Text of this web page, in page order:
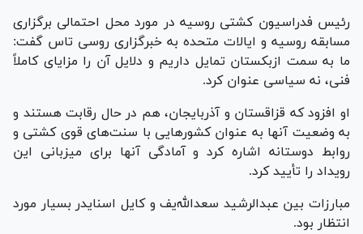
رئیس فدراسیون کشتی روسیه در مورد محل احتمالی برگزاری
مسابقه روسیه و ایالات متحده به خبرگزاری روسی تاس گفت:
ما به سمت ازبکستان تمایل داریم و دلایل آن را مزایای کاملاً
فنی، نه سیاسی عنوان کرد.
او افزود که قزاقستان و آذربایجان، هم در حال رقابت هستند و
به وضعیت آنها به عنوان کشور‌هایی با سنت‌های قوی کشتی و
روابط دوستانه اشاره کرد و آمادگی آنها برای میزبانی این
رویداد را تأیید کرد.
مبارزات بین عبدالرشید سعدالله‌یف و کایل اسنایدر بسیار مورد
انتظار بود.